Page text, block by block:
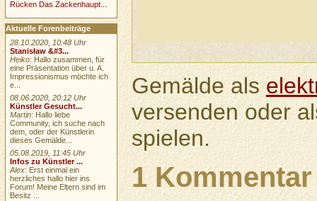
Gemälde als
versenden oder
spielen.
1
Rücken Das Zackenhaupt...
Aktuelle Forenbeiträge
28.10.2020, 10:48 Uhr
Stanisław &#3...
Heiko: Hallo zusammen, für
eine Präsentation über u. A.
Impressionismus möchte ich
e...
08.06.2020, 20:12 Uhr
Künstler Gesucht...
Martin: Hallo liebe
Community, ich suche nach
dem, oder der Künstlerin
dieses Gemälde...
05.08.2019, 11:45 Uhr
Infos zu Künstler ...
Alex: Erst einmal ein
herzliches hallo hier ins
Forum! Meine Eltern sind im
Besitz ...